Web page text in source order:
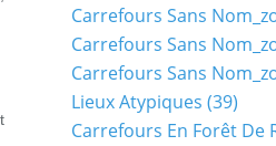
Carrefours Sans
Carrefours Sans
Carrefours Sans
Lieux Atypiques (39)
Carrefours En Forêt De